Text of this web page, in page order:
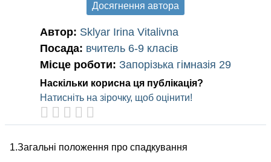
Автор: Sklyar Іrina Vitalivna
Посада: вчитель 6-9 класів
Місце роботи: Запорізька гімназія 29
Наскільки корисна ця публікація?
Натисніть на зірочку, щоб оцінити!
Досягнення автора
1.Загальні положення про спадкування